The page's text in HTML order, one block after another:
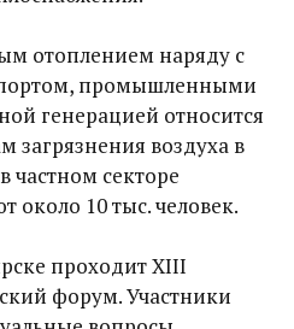
отоплением наряду с
промышленными
генерацией относится
загрязнения воздуха в
частном секторе
около 10 тыс. человек.
проходит XIII
форум. Участники